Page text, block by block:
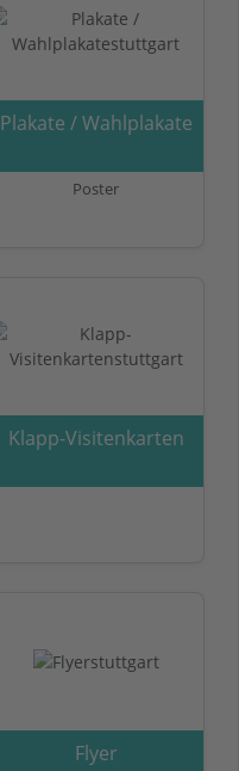
Plakate / Wahlplakate
Poster
Klapp-Visitenkarten
Flyer